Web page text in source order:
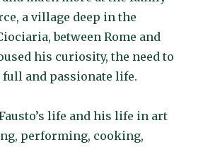
a village deep in the
between Rome and
his curiosity, the need to
and passionate life.
life and his life in art
performing, cooking,